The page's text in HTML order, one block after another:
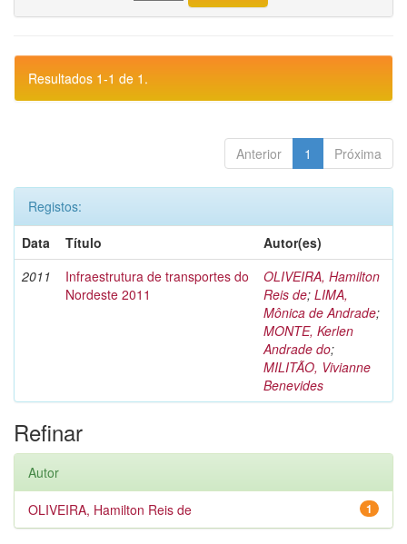
Resultados 1-1 de 1.
Anterior 1 Próxima
Registos:
Data
Título
Autor(es)
2011
Infraestrutura de transportes do
Nordeste 2011
OLIVEIRA, Hamilton
Reis de; LIMA,
Mônica de Andrade;
MONTE, Kerlen
Andrade do;
MILITÃO, Vivianne
Benevides
Refinar
Autor
1
OLIVEIRA, Hamilton Reis de